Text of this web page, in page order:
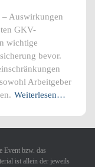
– Auswirkungen
GKV-
wichtige
bevor.
Arbeitgeber
Weiterlesen…
Event bzw. das
ist allein der jeweils